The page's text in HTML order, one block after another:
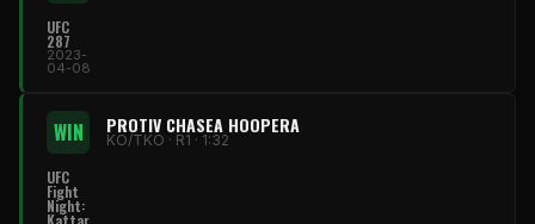
UFC
287
2023-
04-08
WIN PROTIV CHASEA HOOPERA
KO/TKO · R1 · 1:32
UFC
Fight
Night:
Kattar